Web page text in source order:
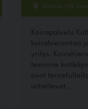
Viittatie 21B,
Koirapalvelu
koirahierontaa
yritys.
teemme
ovat
urheilevat,...